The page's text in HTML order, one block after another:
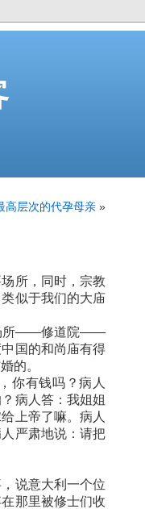
高层次的代孕母亲 »
所，同时，宗教
似于我们的大庙
所——修道院——
国的和尚庙有得
的。
有钱吗？病人
病人答：我姐姐
上帝了嘛。病人
严肃地说：请把
说意大利一个位
那里被修士们收